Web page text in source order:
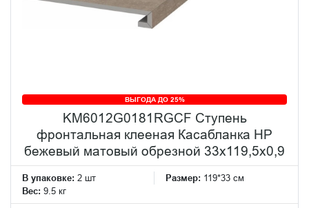
ВЫГОДА ДО 25%
KM6012G0181RGCF Ступень
фронтальная клееная Касабланка HP
бежевый матовый обрезной 33x119,5x0,9
В упаковке: 2 шт Размер: 119*33 см
Вес: 9.5 кг